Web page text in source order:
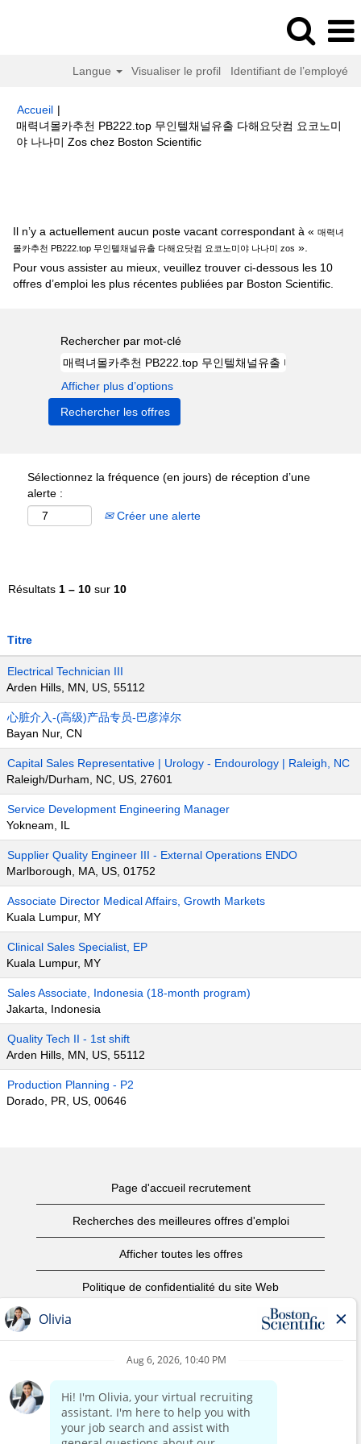
Langue Visualiser le profil Identifiant de l’employé
Accueil |
매력녀몰카추천 PB222.top 무인텔채널유출 다해요닷컴 요코노미
야 나나미 Zos chez Boston Scientific(page
Il n’y a actuellement aucun poste vacant correspondant à « 매력녀
몰카추천 PB222.top 무인텔채널유출 다해요닷컴 요코노미야 나나미 zos ».
Pour vous assister au mieux, veuillez trouver ci-dessous les 10
offres d’emploi les plus récentes publiées par Boston Scientific.
Rechercher par mot-clé
Afficher plus d’options
Sélectionnez la fréquence (en jours) de réception d’une
alerte :
Créer une alerte
Résultats 1 – 10 sur 10
Titre
Electrical Technician III
Arden Hills, MN, US, 55112
心脏介入-(高级)产品专员-巴彦淖尔
Bayan Nur, CN
Capital Sales Representative | Urology - Endourology | Raleigh, NC
Raleigh/Durham, NC, US, 27601
Service Development Engineering Manager
Yokneam, IL
Supplier Quality Engineer III - External Operations ENDO
Marlborough, MA, US, 01752
Associate Director Medical Affairs, Growth Markets
Kuala Lumpur, MY
Clinical Sales Specialist, EP
Kuala Lumpur, MY
Sales Associate, Indonesia (18-month program)
Jakarta, Indonesia
Quality Tech II - 1st shift
Arden Hills, MN, US, 55112
Production Planning - P2
Dorado, PR, US, 00646
Page d'accueil recrutement
Recherches des meilleures offres d'emploi
Afficher toutes les offres
Politique de confidentialité du site Web
Page d'accueil du site de l'entreprise